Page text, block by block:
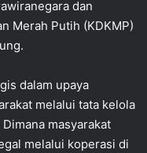
dan
Merah Putih (KDKMP)
dalam upaya
melalui tata kelola
masyarakat
melalui koperasi di